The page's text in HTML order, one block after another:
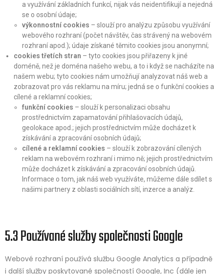
a využívání základních funkcí, nijak vás neidentifikují a nejedná
se o osobní údaje;
výkonnostní cookies – slouží pro analýzu způsobu využívání
webového rozhraní (počet návštěv, čas strávený na webovém
rozhraní apod.); údaje získané těmito cookies jsou anonymní;
cookies třetích stran – tyto cookies jsou přiřazeny k jiné
doméně, než je doména našeho webu, a to i když se nacházíte na
našem webu; tyto cookies nám umožňují analyzovat náš web a
zobrazovat pro vás reklamu na míru; jedná se o funkční cookies a
cílené a reklamní cookies;
funkční cookies – slouží k personalizaci obsahu
prostřednictvím zapamatování přihlašovacích údajů,
geolokace apod.; jejich prostřednictvím může docházet k
získávání a zpracování osobních údajů;
cílené a reklamní cookies – slouží k zobrazování cílených
reklam na webovém rozhraní i mimo ně; jejich prostřednictvím
může docházet k získávání a zpracování osobních údajů.
Informace o tom, jak náš web využíváte, můžeme dále sdílet s
našimi partnery z oblasti sociálních sítí, inzerce a analýz.
5.3 Používané služby společnosti Google
Webové rozhraní používá službu Google Analytics a případně
i další služby poskytované společností Google, Inc (dále jen